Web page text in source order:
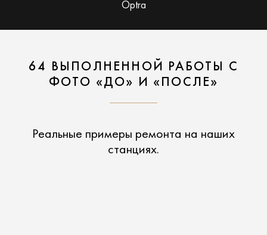
Optra
64 ВЫПОЛНЕННОЙ РАБОТЫ С
ФОТО «ДО» И «ПОСЛЕ»
Реальные примеры ремонта на наших
станциях.